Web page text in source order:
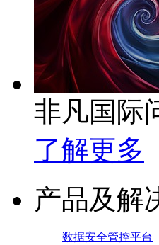
非凡国际
了解更多
产品及解
数据安全管控平台